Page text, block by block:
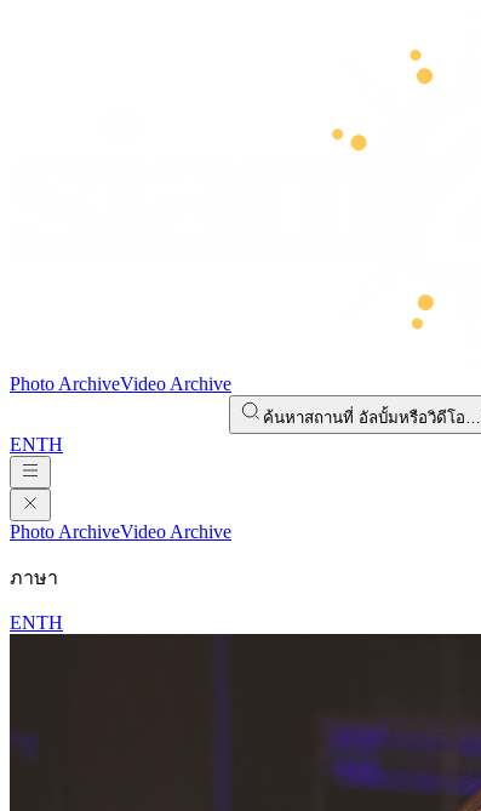
Photo ArchiveVideo Archive
ค้นหาสถานที่ อัลบั้มหรือวิดีโอ…
ENTH
Photo ArchiveVideo Archive
ภาษา
ENTH